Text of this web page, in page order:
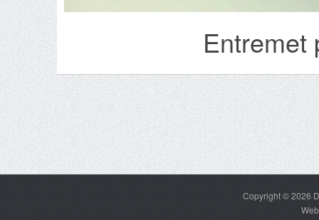
Entremet
Copyright © 2026